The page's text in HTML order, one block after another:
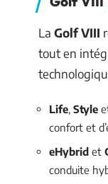
La Golf VIII
tout en
Life, Style
confort et
eHybrid et
conduite